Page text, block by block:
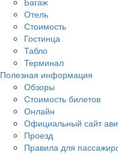
Отель
Стоимость
Гостинца
Табло
Терминал
Полезная информация
Обзоры
Стоимость билетов
Онлайн
Официальный сайт
Проезд
Правила для